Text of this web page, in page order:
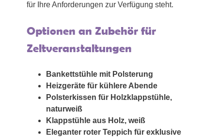
für Ihre Anforderungen zur Verfügung steht.
Optionen an Zubehör für
Zeltveranstaltungen
Bankettstühle mit Polsterung
Heizgeräte für kühlere Abende
Polsterkissen für Holzklappstühle,
naturweiß
Klappstühle aus Holz, weiß
Eleganter roter Teppich für exklusive